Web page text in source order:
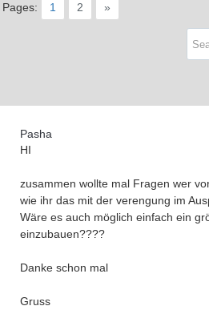
Supra
Pages: 1 2 »
Pasha
HI
zusammen wollte mal Fragen wer
wie ihr das mit der verengung im
Wäre es auch möglich einfach ein
einzubauen????
Danke schon mal
Gruss